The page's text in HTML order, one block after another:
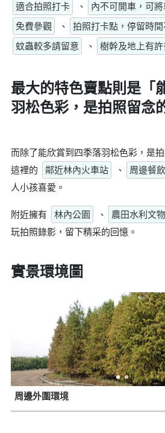
適合拍照打卡
、 內不可開車，可
免費參觀
、 拍照打卡點，停留時
蚊蟲較多請留意
、 樹幹及地上有
最大的特色賣點則是「
羽松色彩，是拍照留念
而除了能欣賞到四季落羽松色彩，是
這裡的
鄰近林內火車站 、 周邊餐
人小孩喜愛。
附近擁有 林內公園 、 農田水利文
玩拍照錄影，留下精采的回憶。
實景環境圖
周邊外圍環境